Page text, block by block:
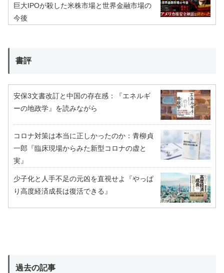
巨大IPOが殺した米株市場と世界金融市場の
今後
書評
安保3文書改訂と中国の存在感：『エネルギ
ーの地政学』を読みながら
コロナ対策は本当に正しかったのか：青柳貞
一郎『臨床現場からみた新型コロナの虚と
実』
少子化と人手不足の元凶を直視せよ『やっぱ
り高度経済成長は復活できる』
過去の記事